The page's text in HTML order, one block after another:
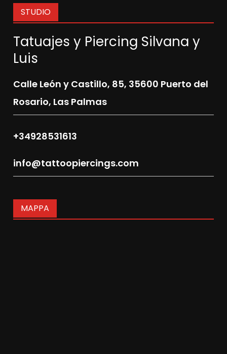
STUDIO
Tatuajes y Piercing Silvana y
Luis
Calle León y Castillo, 85, 35600 Puerto del
Rosario, Las Palmas
+34928531613
info@tattoopiercings.com
MAPPA